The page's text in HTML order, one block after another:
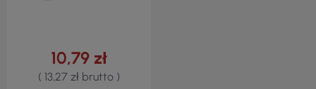
10,79 zł
( 13,27 zł brutto )